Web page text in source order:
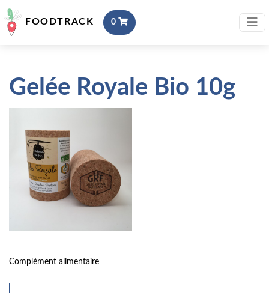
FOODTRACK 0
Gelée Royale Bio 10g
Complément alimentaire